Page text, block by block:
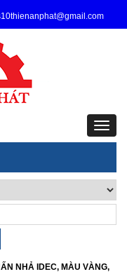
NHẢ IDEC, MÀU VÀNG,